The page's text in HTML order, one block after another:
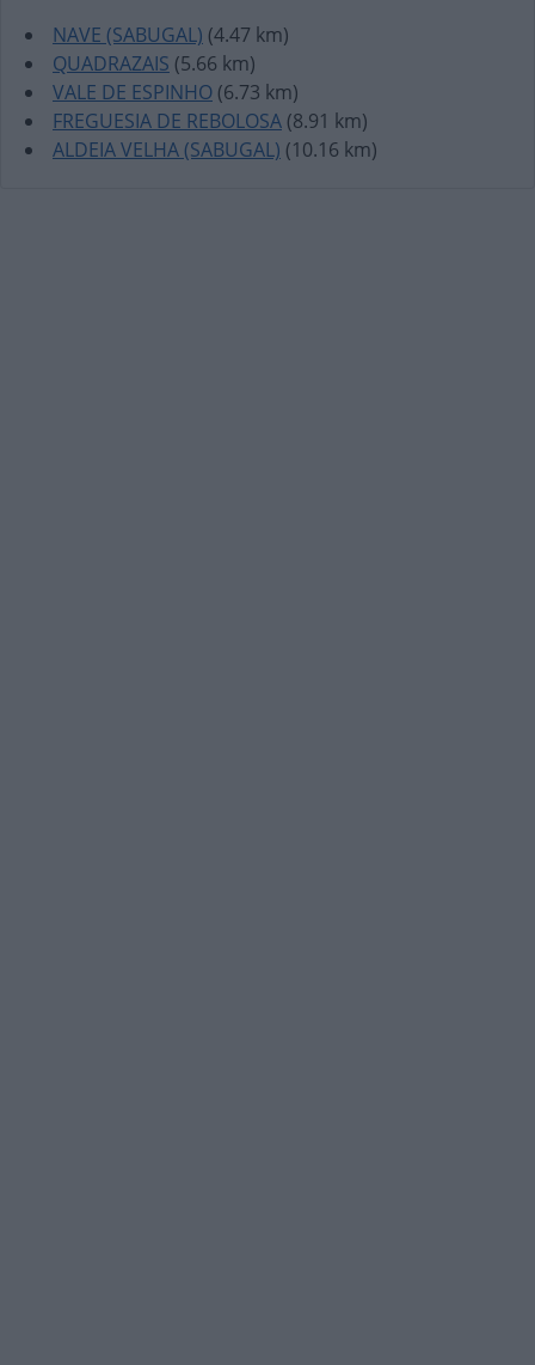
NAVE (SABUGAL) (4.47 km)
QUADRAZAIS (5.66 km)
VALE DE ESPINHO (6.73 km)
FREGUESIA DE REBOLOSA (8.91 km)
ALDEIA VELHA (SABUGAL) (10.16 km)